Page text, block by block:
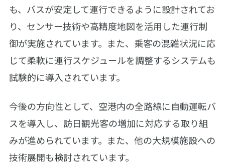
も、バスが安定して運行できるように設計されてお
り、センサー技術や高精度地図を活用した運行制
御が実施されています。また、乗客の混雑状況に応
じて柔軟に運行スケジュールを調整するシステムも
試験的に導入されています。
今後の方向性として、空港内の全路線に自動運転バ
スを導入し、訪日観光客の増加に対応する取り組
みが進められています。また、他の大規模施設への
技術展開も検討されています。